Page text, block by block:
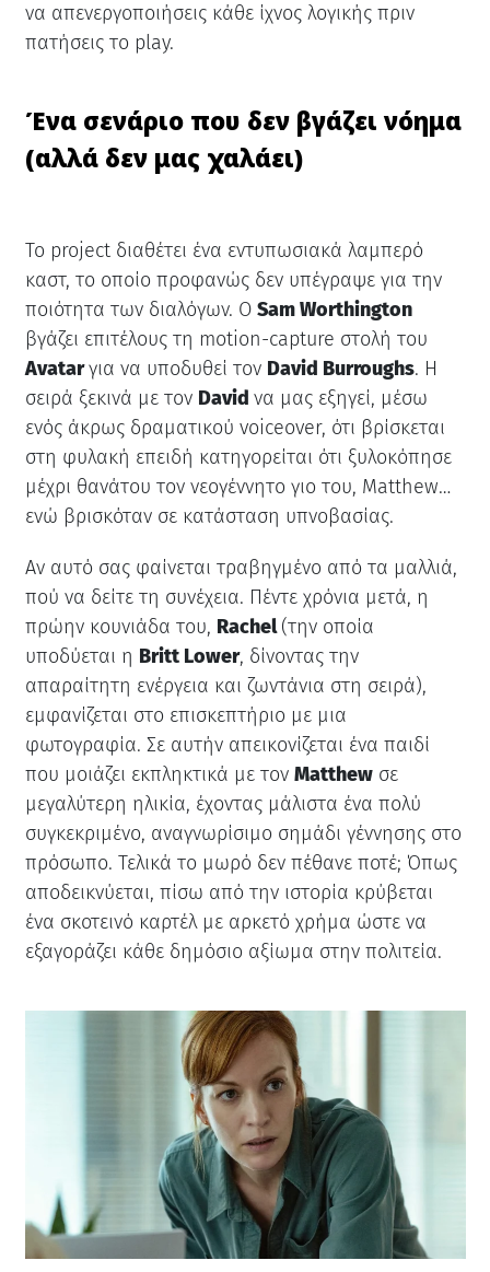
να απενεργοποιήσεις κάθε ίχνος λογικής πριν
πατήσεις το play.
Ένα σενάριο που δεν βγάζει νόημα
(αλλά δεν μας χαλάει)
Το project διαθέτει ένα εντυπωσιακά λαμπερό
καστ, το οποίο προφανώς δεν υπέγραψε για την
ποιότητα των διαλόγων. Ο Sam Worthington
βγάζει επιτέλους τη motion-capture στολή του
Avatarγια να υποδυθεί τον David Burroughs. Η
σειρά ξεκινά με τον David να μας εξηγεί, μέσω
ενός άκρως δραματικού voiceover, ότι βρίσκεται
στη φυλακή επειδή κατηγορείται ότι ξυλοκόπησε
μέχρι θανάτου τον νεογέννητο γιο του, Matthew…
ενώ βρισκόταν σε κατάσταση υπνοβασίας.
Αν αυτό σας φαίνεται τραβηγμένο από τα μαλλιά,
πού να δείτε τη συνέχεια. Πέντε χρόνια μετά, η
πρώην κουνιάδα του, Rachel(την οποία
υποδύεται η Britt Lower, δίνοντας την
απαραίτητη ενέργεια και ζωντάνια στη σειρά),
εμφανίζεται στο επισκεπτήριο με μια
φωτογραφία. Σε αυτήν απεικονίζεται ένα παιδί
που μοιάζει εκπληκτικά με τον Matthewσε
μεγαλύτερη ηλικία, έχοντας μάλιστα ένα πολύ
συγκεκριμένο, αναγνωρίσιμο σημάδι γέννησης στο
πρόσωπο. Τελικά το μωρό δεν πέθανε ποτέ; Όπως
αποδεικνύεται, πίσω από την ιστορία κρύβεται
ένα σκοτεινό καρτέλ με αρκετό χρήμα ώστε να
εξαγοράζει κάθε δημόσιο αξίωμα στην πολιτεία.